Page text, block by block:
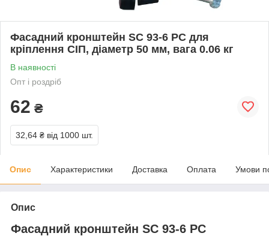
Фасадний кронштейн SC 93-6 PC для
кріплення СІП, діаметр 50 мм, вага 0.06 кг
В наявності
Опт і роздріб
62 ₴
32,64 ₴ від 1000 шт.
Опис Характеристики Доставка Оплата Умови
Опис
Фасадний кронштейн SC 93-6 PC